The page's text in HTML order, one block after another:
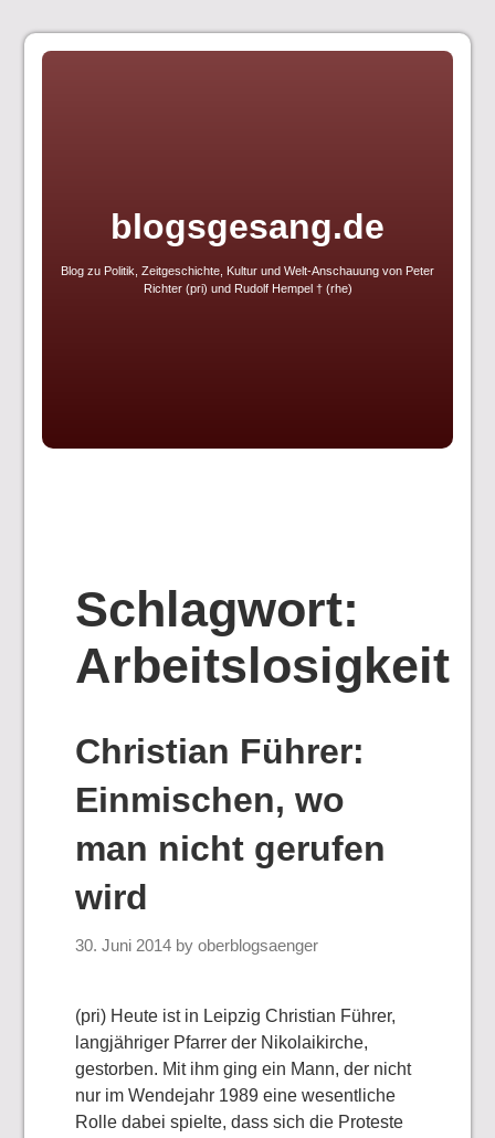
Skip
blogsgesang.de
Blog zu Politik, Zeitgeschichte, Kultur und Welt-Anschauung von Peter
Richter (pri) und Rudolf Hempel † (rhe)
Schlagwort:
Arbeitslosigkeit
Christian Führer:
Einmischen, wo
man nicht gerufen
wird
30. Juni 2014 byoberblogsaenger
(pri) Heute ist in Leipzig Christian Führer,
langjähriger Pfarrer der Nikolaikirche,
gestorben. Mit ihm ging ein Mann, der nicht
nur im Wendejahr 1989 eine wesentliche
Rolle dabei spielte, dass sich die Proteste